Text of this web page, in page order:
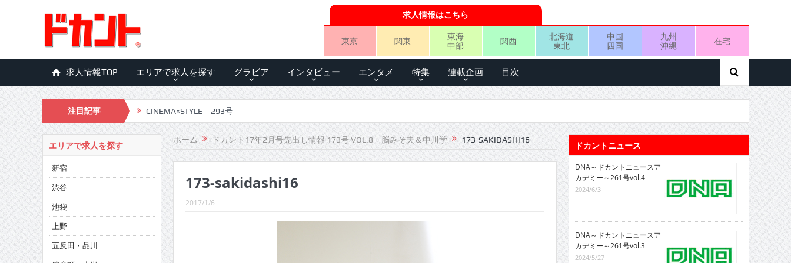
求人情報はこちら
東京 関東
東海
中部
関西
北海道
東北
中国
四国
九州
沖縄
在宅
求人情報TOP エリアで求人を探す グラビア インタビュー エンタメ 特集 連載企画 目次
注目記事 CINEMA×STYLE 293号
CINEMA×STYLE 292号
CINEMA×STYLE 291号
CINEMA×STYLE 290号
CINEMA×STYLE 289号
CINEMA×STYLE 288号
ホーム ドカント17年2月号先出し情報 173号 VOL.8 脳みそ夫＆中川学 173-SAKIDASHI16
173-sakidashi16
2017/1/6
エリアで求人を探す
新宿
渋谷
池袋
上野
五反田・品川
ドカントニュース
DNA～ドカントニュースア
カデミー～261号vol.4
2024/6/3
DNA～ドカントニュースア
カデミー～261号vol.3
2024/5/27